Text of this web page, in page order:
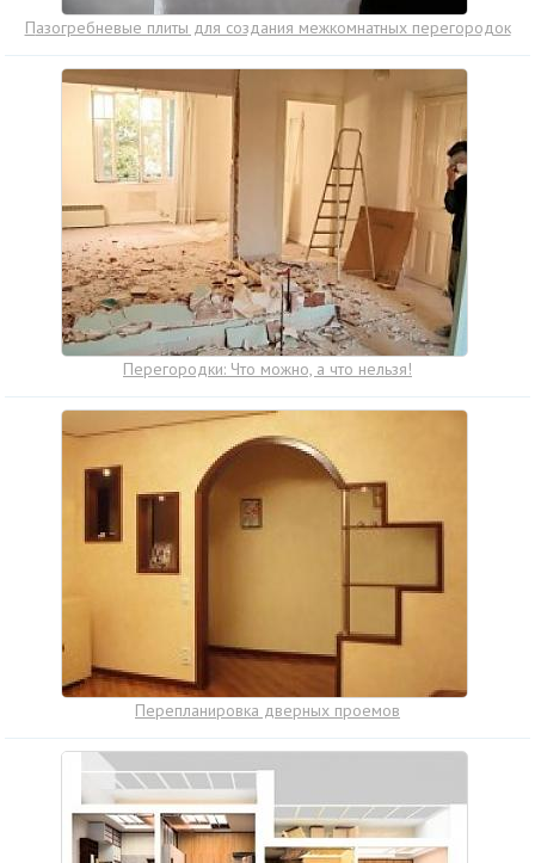
Пазогребневые плиты для создания межкомнатных перегородок
Перегородки: Что можно, а что нельзя!
Перепланировка дверных проемов